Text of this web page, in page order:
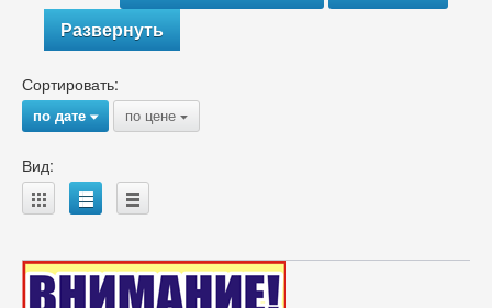
Развернуть
Сортировать:
по дате{ по цене {
Вид:
A B C